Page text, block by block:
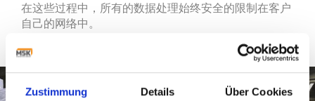
Zustimmung Details Über Cookies
在这些过程中，所有的数据处理始终安全的限制在客户
自己的网络中。